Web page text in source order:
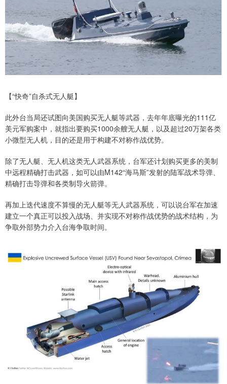
【“快奇”自杀式无人艇】
此外台当局还试图向美国购买无人艇等武器，去年年底曝光的111亿
美元军购案中，就指出要购买1000余艘无人艇，以及超过20万架各类
小微型无人机，目的还是用于构建不对称作战优势。
除了无人艇、无人机这类无人武器系统，台军还计划购买更多的美制
中远程精确打击武器，如可以由M142“海马斯”发射的陆军战术导弹、
精确打击导弹和各类制导火箭弹。
再加上迭代速度不算慢的无人艇等无人武器系统，可以说台军在加速
建立一个真正可以投入战场、并实现不对称作战优势的战术结构，为
争取外部势力介入台海争取时间。